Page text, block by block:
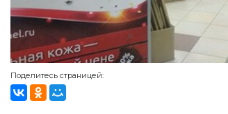
Поделитесь страницей: